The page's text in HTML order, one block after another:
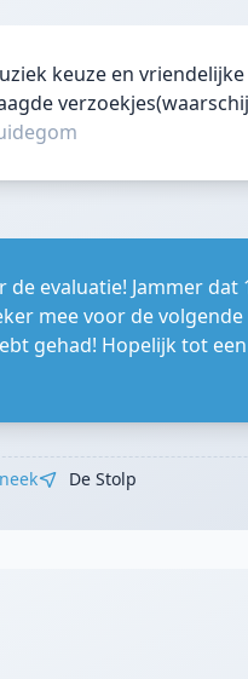
keuze en
de evaluatie! Jammer
mee voor de
gehad! Hopelijk tot
De Stolp